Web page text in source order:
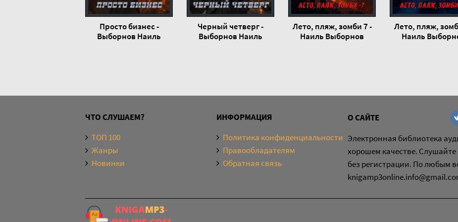
Просто бизнес -
Выборнов Наиль
Черный четверг -
Выборнов Наиль
Лето, пляж, зомби 7 -
Наиль Выборнов
Лето, пляж,
Наиль
ЧТО СЛУШАЕМ?
ТОП 100
Жанры
Новинки
ИНФОРМАЦИЯ
Политика конфиденциальности
Правообладателям
Обратная связь
О САЙТЕ
Электронная библиотека
хорошем качестве.
без регистрации. По любым